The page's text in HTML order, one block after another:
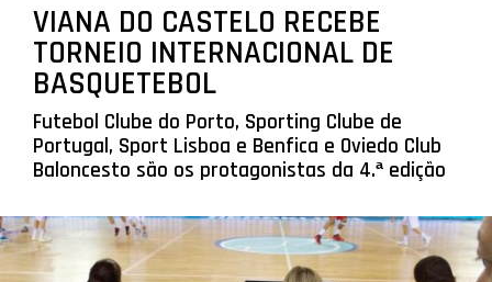
VIANA DO CASTELO RECEBE
TORNEIO INTERNACIONAL DE
BASQUETEBOL
Futebol Clube do Porto, Sporting Clube de
Portugal, Sport Lisboa e Benfica e Oviedo Club
Baloncesto são os protagonistas da 4.ª edição